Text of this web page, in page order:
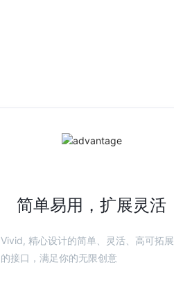
简单易用，扩展灵活
Vivid, 精心设计的简单、灵活、高可拓展
的接口，满足你的无限创意